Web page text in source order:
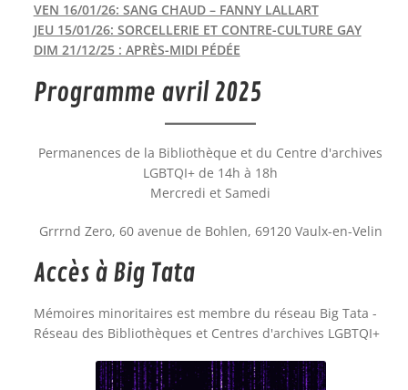
VEN 16/01/26: SANG CHAUD – FANNY LALLART
JEU 15/01/26: SORCELLERIE ET CONTRE-CULTURE GAY
DIM 21/12/25 : APRÈS-MIDI PÉDÉE
Programme avril 2025
Permanences de la Bibliothèque et du Centre d'archives
LGBTQI+ de 14h à 18h
Mercredi et Samedi
Grrrnd Zero, 60 avenue de Bohlen, 69120 Vaulx-en-Velin
Accès à Big Tata
Mémoires minoritaires est membre du réseau Big Tata -
Réseau des Bibliothèques et Centres d'archives LGBTQI+